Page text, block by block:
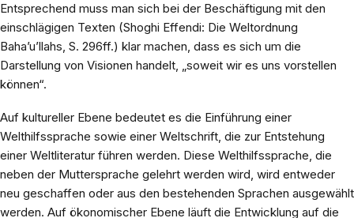
Entsprechend muss man sich bei der Beschäftigung mit den
einschlägigen Texten (Shoghi Effendi: Die Weltordnung
Baha’u’llahs, S. 296ff.) klar machen, dass es sich um die
Darstellung von Visionen handelt, „soweit wir es uns vorstellen
können“.
Auf kultureller Ebene bedeutet es die Einführung einer
Welthilfssprache sowie einer Weltschrift, die zur Entstehung
einer Weltliteratur führen werden. Diese Welthilfssprache, die
neben der Muttersprache gelehrt werden wird, wird entweder
neu geschaffen oder aus den bestehenden Sprachen ausgewählt
werden. Auf ökonomischer Ebene läuft die Entwicklung auf die